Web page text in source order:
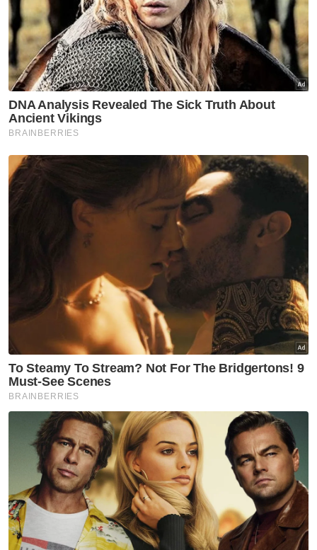
"Lokasi jualan akan tertumpu kepada kawasan
penduduk berpendapatan rendah dan miskin
bandar dengan kerjasama daripada petugas
Pusat Khidmat Masyarakat (PKM) dan
pemimpin setempat," katanya lagi.
Program jelajah Jualan Ehsan Rakyat
Selangor berlangsung sehingga 6 Disember
depan bertujuan meringankan beban rakyat
mendepani kenaikan harga makanan dengan
menawarkan jualan harga rendah iaitu 30
peratus lebih rendah dari pasaran.
Antaranya ayam (berat antara 1.8 hingga dua
kilogram (kg) pada harga RM10, daging sejuk
beku (900 gram) pada harga RM10, ikan
sejuk beku satu kg RM6, telur ayam (gred B)
RM10, beras 5kg RM10 dan minyak masak
botol lima kg pada harga RM25.
Artikel Berkaitan:
Peluang rakyat Selangor miliki rumah pertama tidak